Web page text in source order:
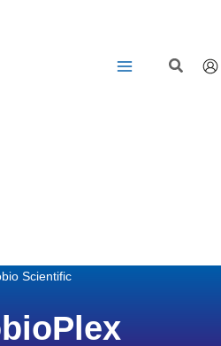
Scientific